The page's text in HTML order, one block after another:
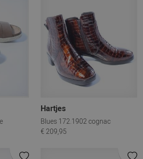
Hartjes
Blues 172.1902 cognac
€ 209,95